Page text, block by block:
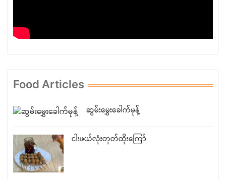
Food Articles
ဆွမ်းမွှေးခေါက်မုန့်
ငါးဖယ်လုံးတုတ်ထိုးကြော်